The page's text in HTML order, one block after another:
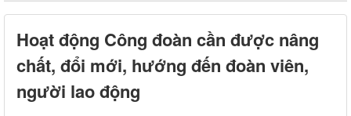
Hoạt động Công đoàn cần được nâng
chất, đổi mới, hướng đến đoàn viên,
người lao động